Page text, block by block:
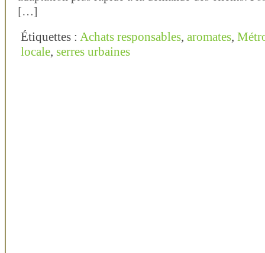
[…]
Étiquettes : Achats responsables, aromates,
locale, serres urbaines